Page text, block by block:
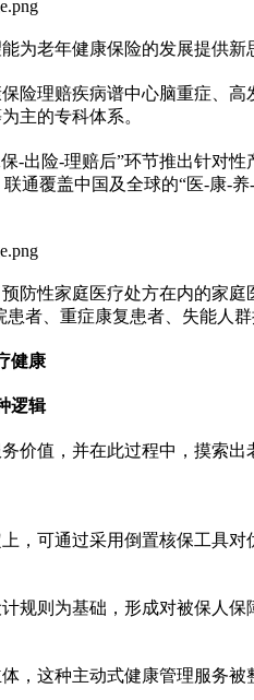
为老年健康保险的发展提供新
理赔疾病谱中心脑重症、
主的专科体系。
-出险-理赔后”环节推出针对性
通覆盖中国及全球的“医-康-
防性家庭医疗处方在内的家庭
者、重症康复患者、失能人
健康
逻辑
价值，并在此过程中，摸索出
可通过采用倒置核保工具
则为基础，形成对被保人
，这种主动式健康管理服务